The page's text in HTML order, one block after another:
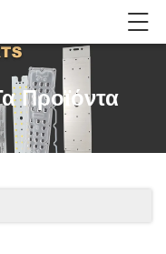
Προϊόντα